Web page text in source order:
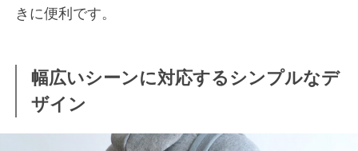
きに便利です。
幅広いシーンに対応するシンプルなデ
ザイン